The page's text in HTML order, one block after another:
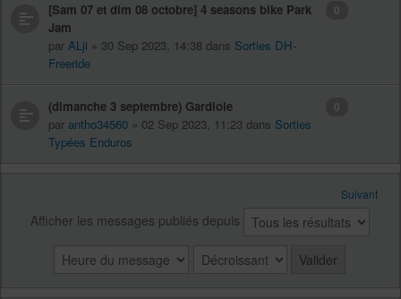
[Sam 07 et dim 08 octobre] 4 seasons bike Park
Jam
par ALji » 30 Sep 2023, 14:38 dans Sorties DH-
Freeride
0
(dimanche 3 septembre) Gardiole
par antho34560 » 02 Sep 2023, 11:23 dans Sorties
Typées Enduros
0
Suivant
Afficher les messages publiés depuis